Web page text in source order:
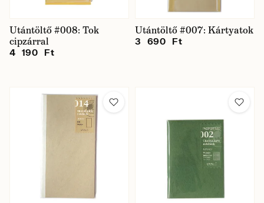
Utántöltő #008: Tok
cipzárral
4 190 Ft
Utántöltő #007: Kártyatok
3 690 Ft